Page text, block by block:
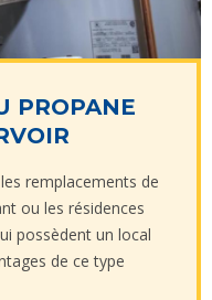
PROPANE
remplacements de
ou les résidences
possèdent un local
de ce type